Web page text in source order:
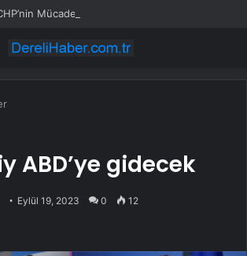
Mücadelesi Türkiye’nin Mücadelesidir
ABD’ye gidecek
Eylül 19, 2023 0 12